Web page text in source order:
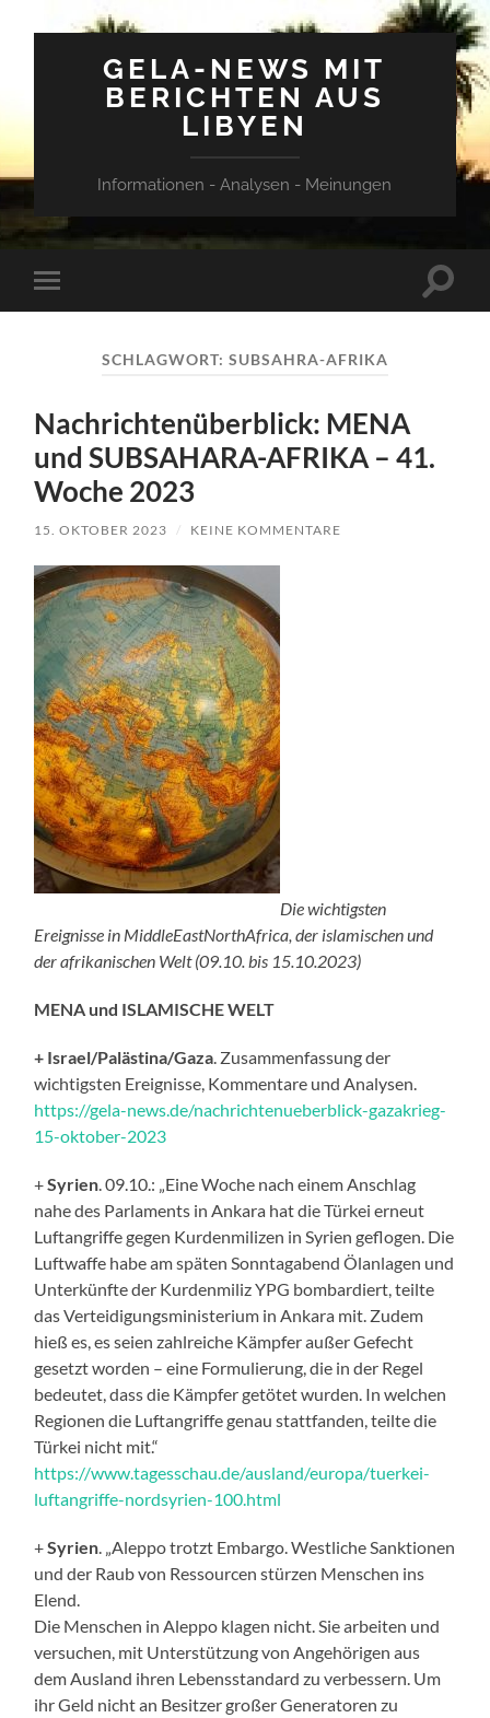
GELA-NEWS MIT
BERICHTEN AUS
LIBYEN
Informationen - Analysen - Meinungen
Mobile-
Menü
SCHLAGWORT: SUBSAHRA-AFRIKA
Nachrichtenüberblick: MENA
und SUBSAHARA-AFRIKA – 41.
Woche 2023
15. OKTOBER 2023 / KEINE KOMMENTARE
Die wichtigsten
Ereignisse in MiddleEastNorthAfrica, der islamischen und
der afrikanischen Welt (09.10. bis 15.10.2023)
MENA und ISLAMISCHE WELT
+ Israel/Palästina/Gaza . Zusammenfassung der
wichtigsten Ereignisse, Kommentare und Analysen.
https://gela-news.de/nachrichtenueberblick-gazakrieg-
15-oktober-2023
+Syrien . 09.10.: „Eine Woche nach einem Anschlag
nahe des Parlaments in Ankara hat die Türkei erneut
Luftangriffe gegen Kurdenmilizen in Syrien geflogen. Die
Luftwaffe habe am späten Sonntagabend Ölanlagen und
Unterkünfte der Kurdenmiliz YPG bombardiert, teilte
das Verteidigungsministerium in Ankara mit. Zudem
hieß es, es seien zahlreiche Kämpfer außer Gefecht
gesetzt worden – eine Formulierung, die in der Regel
bedeutet, dass die Kämpfer getötet wurden. In welchen
Regionen die Luftangriffe genau stattfanden, teilte die
Türkei nicht mit.“
https://www.tagesschau.de/ausland/europa/tuerkei-
luftangriffe-nordsyrien-100.html
+Syrien . „Aleppo trotzt Embargo. Westliche Sanktionen
und der Raub von Ressourcen stürzen Menschen ins
Elend.
Die Menschen in Aleppo klagen nicht. Sie arbeiten und
versuchen, mit Unterstützung von Angehörigen aus
dem Ausland ihren Lebensstandard zu verbessern. Um
ihr Geld nicht an Besitzer großer Generatoren zu